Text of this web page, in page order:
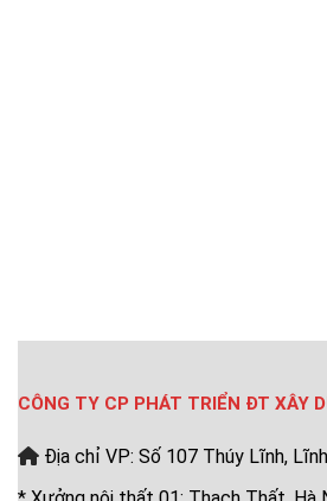
CÔNG TY CP PHÁT TRIỂN ĐT XÂY
Địa chỉ VP: Số 107 Thúy Lĩnh,